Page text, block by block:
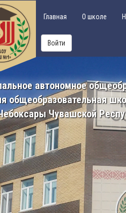
Главная О школе
Войти
автономное
общеобразовательная
Чувашской